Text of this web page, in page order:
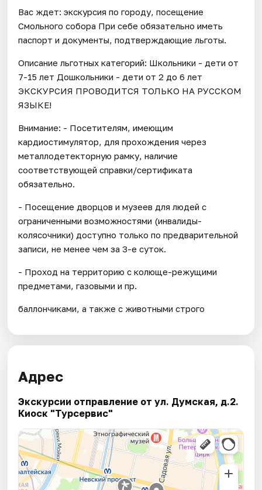
Вас ждет: экскурсия по городу, посещение
Смольного собора При себе обязательно иметь
паспорт и документы, подтверждающие льготы.
Описание льготных категорий: Школьники - дети от
7-15 лет Дошкольники - дети от 2 до 6 лет
ЭКСКУРСИЯ ПРОВОДИТСЯ ТОЛЬКО НА РУССКОМ
ЯЗЫКЕ!
Внимание: - Посетителям, имеющим
кардиостимулятор, для прохождения через
металлодетекторную рамку, наличие
соответствующей справки/сертификата
обязательно.
- Посещение дворцов и музеев для людей с
ограниченными возможностями (инвалиды-
колясочники) доступно только по предварительной
записи, не менее чем за 3-е суток.
- Проход на территорию с колюще-режущими
предметами, газовыми и пр.
баллончиками, а также с животными строго
Адрес
Экскурсии отправление от ул. Думская, д.2.
Киоск "Турсервис"